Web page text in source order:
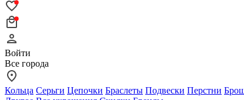
Войти
Все города
Кольца Серьги Цепочки Браслеты Подвески Перстни